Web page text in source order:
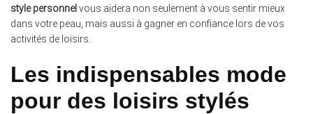
style personnel vous aidera non seulement à vous sentir mieux
dans votre peau, mais aussi à gagner en confiance lors de vos
activités de loisirs.
Les indispensables mode
pour des loisirs stylés